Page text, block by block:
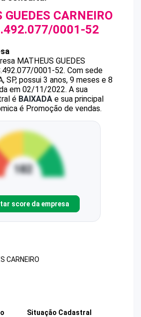
CARNEIRO
0001-52
MATHEUS GUEDES
0001-52. Com sede
SP, possui 3 anos, 9 meses e 8
em 02/11/2022. A sua
é BAIXADA e sua principal
é Promoção de vendas.
score da empresa
CARNEIRO
Situação Cadastral